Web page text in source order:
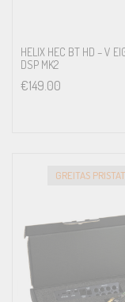
HELIX HEC BT HD – V
DSP MK2
€149.00
GREITAS